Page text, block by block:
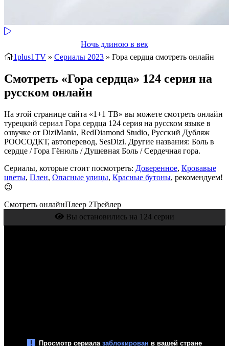
Ночь длиною в век
1plus1TV » Сериалы 2023 » Гора сердца смотреть онлайн
Смотреть «Гора сердца» 124 серия на
русском онлайн
На этой странице сайта «1+1 ТВ» вы можете смотреть онлайн
турецкий сериал Гора сердца 124 серия на русском языке в
озвучке от DiziMania, RedDiamond Studio, Русский Дубляж
РООСОДКТ, автоперевод, SesDizi. Другие названия: Боль в
сердце / Гора Гёнюль / Душевная Боль / Сердечная гора.
Сериалы, которые стоит посмотреть: Доверенное, Кровавые
цветы, Плен, Опасные улицы, Красные бутоны, рекомендуем!
😉
Смотреть онлайнПлеер 2Трейлер
Вы остановились на 124 серии